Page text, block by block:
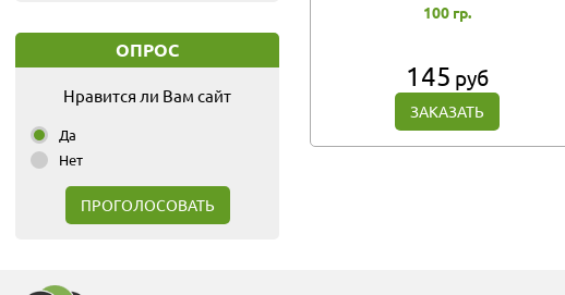
ОПРОС
Нравится ли Вам сайт
Да
Нет
ПРОГОЛОСОВАТЬ
100 гр.
145 руб
ЗАКАЗАТЬ